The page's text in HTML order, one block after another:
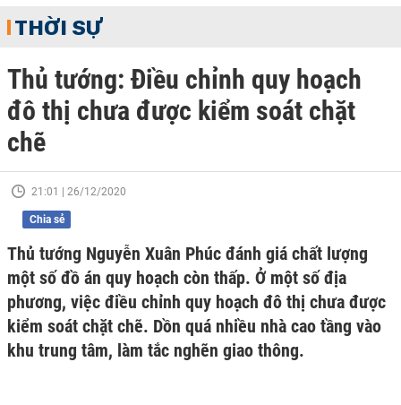
THỜI SỰ
Thủ tướng: Điều chỉnh quy hoạch
đô thị chưa được kiểm soát chặt
chẽ
21:01 | 26/12/2020
Chia sẻ
Thủ tướng Nguyễn Xuân Phúc đánh giá chất lượng
một số đồ án quy hoạch còn thấp. Ở một số địa
phương, việc điều chỉnh quy hoạch đô thị chưa được
kiểm soát chặt chẽ. Dồn quá nhiều nhà cao tầng vào
khu trung tâm, làm tắc nghẽn giao thông.